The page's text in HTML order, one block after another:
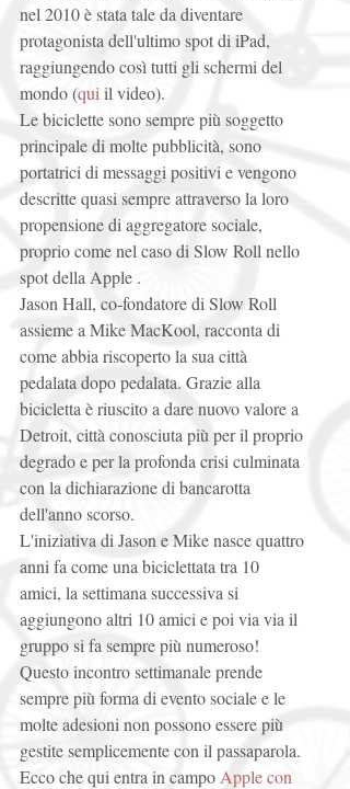
nel 2010 è stata tale da diventare
protagonista dell'ultimo spot di iPad,
raggiungendo così tutti gli schermi del
mondo (qui il video).
Le biciclette sono sempre più soggetto
principale di molte pubblicità, sono
portatrici di messaggi positivi e vengono
descritte quasi sempre attraverso la loro
propensione di aggregatore sociale,
proprio come nel caso di Slow Roll nello
spot della Apple .
Jason Hall, co-fondatore di Slow Roll
assieme a Mike MacKool, racconta di
come abbia riscoperto la sua città
pedalata dopo pedalata. Grazie alla
bicicletta è riuscito a dare nuovo valore a
Detroit, città conosciuta più per il proprio
degrado e per la profonda crisi culminata
con la dichiarazione di bancarotta
dell'anno scorso.
L'iniziativa di Jason e Mike nasce quattro
anni fa come una biciclettata tra 10
amici, la settimana successiva si
aggiungono altri 10 amici e poi via via il
gruppo si fa sempre più numeroso!
Questo incontro settimanale prende
sempre più forma di evento sociale e le
molte adesioni non possono essere più
gestite semplicemente con il passaparola.
Ecco che qui entra in campo Apple con